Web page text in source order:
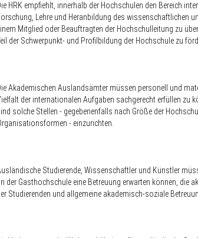
HRK empfiehlt, innerhalb der Hochschulen den Bereich
Lehre und Heranbildung des wissenschaftlichen
Mitglied oder Beauftragten der Hochschulleitung zu
der Schwerpunkt- und Profilbildung der Hochschule zu
Akademischen Auslandsämter müssen personell und
der internationalen Aufgaben sachgerecht erfüllen zu
solche Stellen - gegebenenfalls nach Größe der
- einzurichten.
Studierende, Wissenschaftler und Künstler
der Gasthochschule eine Betreuung erwarten können, die
Studierenden und allgemeine akademisch-soziale